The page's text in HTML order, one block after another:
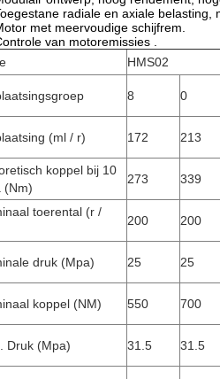
radiale en axiale belasting,
met meervoudige schijfrem.
van motoremissies
HMS02
8 0
(ml / r) 172 213
koppel bij 10
(Nm)
273 339
toerental (r /
200 200
druk (Mpa) 25 25
koppel (NM) 550 700
Druk (Mpa) 31.5 31.5